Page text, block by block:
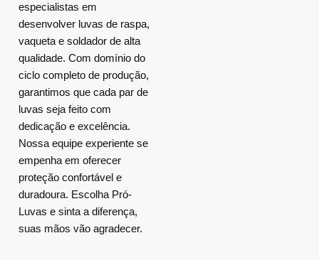
especialistas em
desenvolver luvas de raspa,
vaqueta e soldador de alta
qualidade. Com domínio do
ciclo completo de produção,
garantimos que cada par de
luvas seja feito com
dedicação e excelência.
Nossa equipe experiente se
empenha em oferecer
proteção confortável e
duradoura. Escolha Pró-
Luvas e sinta a diferença,
suas mãos vão agradecer.